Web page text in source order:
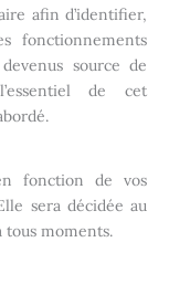
afin d’identifier,
fonctionnements
source de
de cet
fonction de vos
sera décidée au
tous moments.